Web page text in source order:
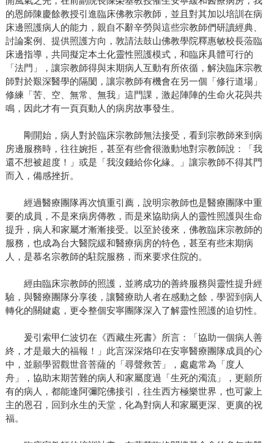
的恩師陳慶餘教授引進臨床佛教宗教師，並且對其加以培訓在病
床邊照護病人的能力，親自不辭辛勞與這些宗教師們研讀經典、
討論案例、提供照護方向，敦請法鼓山佛教學院釋惠敏校長蒞臨
床邊指導，共同擬定本土化靈性照護模式，和臨床具體可行的
「法門」，讓宗教師得與末期病人互動有所依循，解決臨床宗教
師對於艱深醫學的隔閡，讓宗教師有機會在另一個「修行道場」
修練「苦、空、無常、無我」這門課，激起陣陣的生命火花與共
鳴，因此才有一頁頁動人的病房故事發生。
剛開始，病人對於臨床宗教師無法接受，看到宗教師來到病
房邊服務時，往往婉拒，甚至有些會很激動地對宗教師說：「我
還不想被超度！」或是「我沒錢給你化緣。」讓宗教師不得其門
而入，備感挫折。
經過醫療團隊再次慎重引薦，說明宗教師也是醫療團隊中重
要的成員，不是來病房傳教，而是來協助病人的靈性照護與生命
提升，病人和家屬才漸漸接受。以至於後來，佛教臨床宗教師的
服務，也成為台大醫院緩和醫療病房的特色，甚至有些末期病
人，是慕名宗教師的駐院服務，而來要求住院的。
經由臨床宗教師的照護，並將成功的善終服務與靈性提升經
驗，與醫療團隊分享後，讓醫療助人者在感動之餘，學習到病人
轉化的關鍵處，更令整個安寧團隊深入了解靈性照護的迫切性。
爰引索甲仁波切在《西藏生死書》所言：「協助一個病人善
終，才是最大的福報！」此言深深烙印在安寧醫療團隊成員的心
中，並願學習觀世音菩薩的「尋聲救苦」，處處常為「度人
舟」，協助末期苦難的病人和家屬度過「生死的濁流」，更願所
有的病人，都能逢阿彌陀佛接引，往生西方極樂世界，也可蒙上
主的恩召，回到永生的天堂，化為對病人和家屬更深、更廣的祝
福。